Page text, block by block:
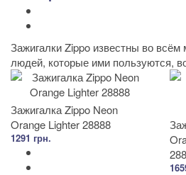
Зажигалки Zippo известны во всём
людей, которые ими пользуются,
Зажигалка Zippo Neon
Orange Lighter 28888
1291 грн.